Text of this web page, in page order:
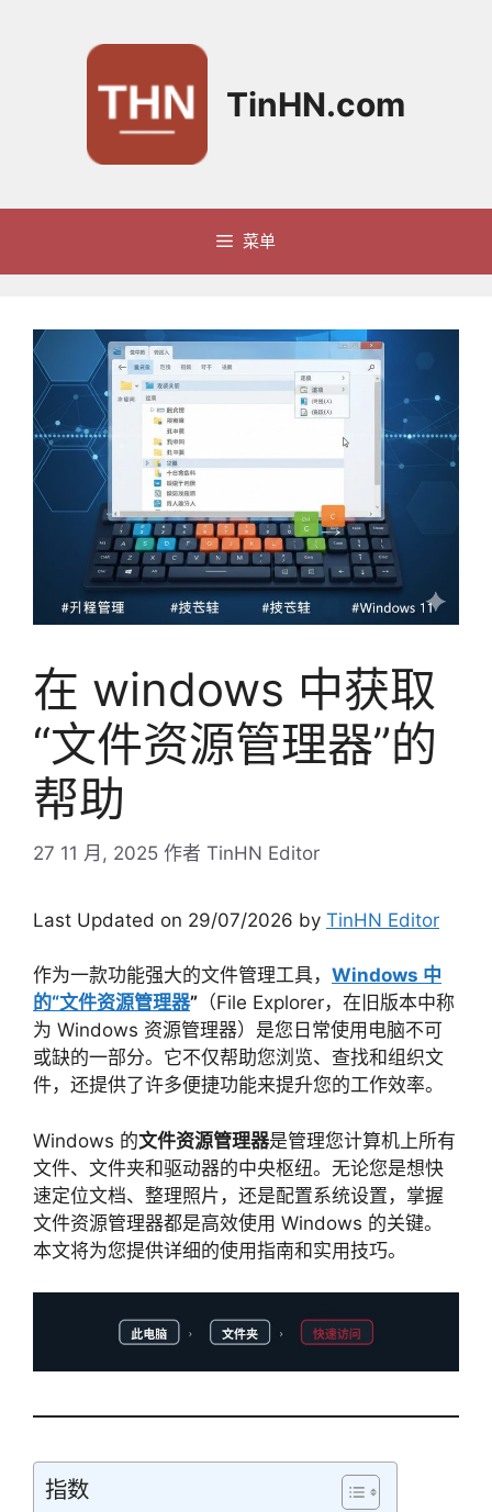
TinHN.com
菜单
在 windows 中获取
“文件资源管理器”的
帮助
27 11 月, 2025 作者 TinHN Editor
Last Updated on 29/07/2026 by TinHN Editor
作为一款功能强大的文件管理工具， Windows 中
的“文件资源管理器” （File Explorer，在旧版本中称
为 Windows 资源管理器）是您日常使用电脑不可
或缺的一部分。它不仅帮助您浏览、查找和组织文
件，还提供了许多便捷功能来提升您的工作效率。
Windows 的文件资源管理器是管理您计算机上所有
文件、文件夹和驱动器的中央枢纽。无论您是想快
速定位文档、整理照片，还是配置系统设置，掌握
文件资源管理器都是高效使用 Windows 的关键。
本文将为您提供详细的使用指南和实用技巧。
指数